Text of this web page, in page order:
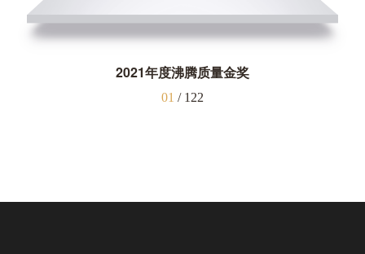
2021年度沸腾质量金奖
01 / 122